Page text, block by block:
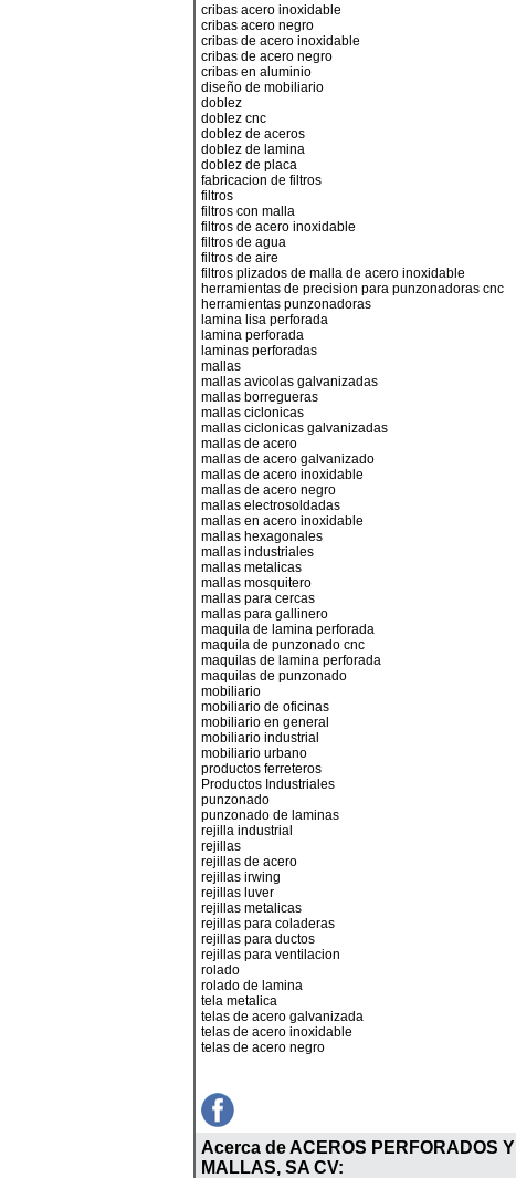
cribas acero inoxidable
cribas acero negro
cribas de acero inoxidable
cribas de acero negro
cribas en aluminio
diseño de mobiliario
doblez
doblez cnc
doblez de aceros
doblez de lamina
doblez de placa
fabricacion de filtros
filtros
filtros con malla
filtros de acero inoxidable
filtros de agua
filtros de aire
filtros plizados de malla de acero inoxidable
herramientas de precision para punzonadoras cnc
herramientas punzonadoras
lamina lisa perforada
lamina perforada
laminas perforadas
mallas
mallas avicolas galvanizadas
mallas borregueras
mallas ciclonicas
mallas ciclonicas galvanizadas
mallas de acero
mallas de acero galvanizado
mallas de acero inoxidable
mallas de acero negro
mallas electrosoldadas
mallas en acero inoxidable
mallas hexagonales
mallas industriales
mallas metalicas
mallas mosquitero
mallas para cercas
mallas para gallinero
maquila de lamina perforada
maquila de punzonado cnc
maquilas de lamina perforada
maquilas de punzonado
mobiliario
mobiliario de oficinas
mobiliario en general
mobiliario industrial
mobiliario urbano
productos ferreteros
Productos Industriales
punzonado
punzonado de laminas
rejilla industrial
rejillas
rejillas de acero
rejillas irwing
rejillas luver
rejillas metalicas
rejillas para coladeras
rejillas para ductos
rejillas para ventilacion
rolado
rolado de lamina
tela metalica
telas de acero galvanizada
telas de acero inoxidable
telas de acero negro
Acerca de ACEROS PERFORADOS Y
MALLAS, SA CV: